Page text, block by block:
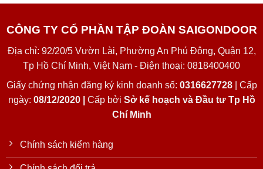
CÔNG TY CỔ PHẦN TẬP ĐOÀN SAIGONDOOR
Địa chỉ: 92/20/5 Vườn Lài, Phường An Phú Đông, Quận 12,
Tp Hồ Chí Minh, Việt Nam - Điện thoại: 0818400400
Giấy chứng nhận đăng ký kinh doanh số: 0316627728| Cấp
ngày: 08/12/2020 | Cấp bởi Sở kế hoạch và Đầu tư Tp Hồ
Chí Minh
Chính sách kiểm hàng